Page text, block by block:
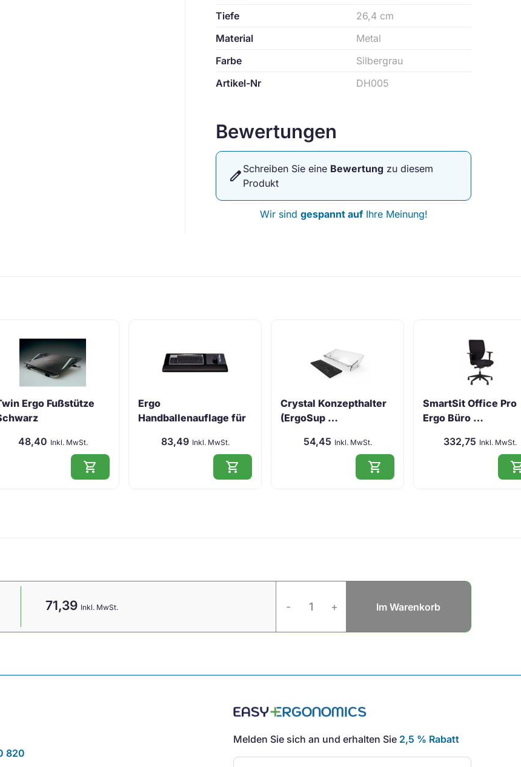
Tiefe
26,4 cm
Material
Metal
Farbe
Silbergrau
Artikel-Nr
DH005
Bewertungen
edit Schreiben Sie eine Bewertung zu diesem
Produkt
Wir sind gespannt aufIhre Meinung!
Ergo Fußstütze
48,40 Inkl. MwSt.
shopping_cart
Ergo
Handballenauflage für
83,49 Inkl. MwSt.
shopping_cart
Crystal Konzepthalter
(ErgoSup …
54,45 Inkl. MwSt.
shopping_cart
SmartSit Office Pro
Ergo Büro …
332,75 Inkl. MwSt.
71,39 Inkl. MwSt.
Konzepthalter
Lineal
- + Im Warenkorb
820
Melden Sie sich an und erhalten Sie 2,5 % Rabatt